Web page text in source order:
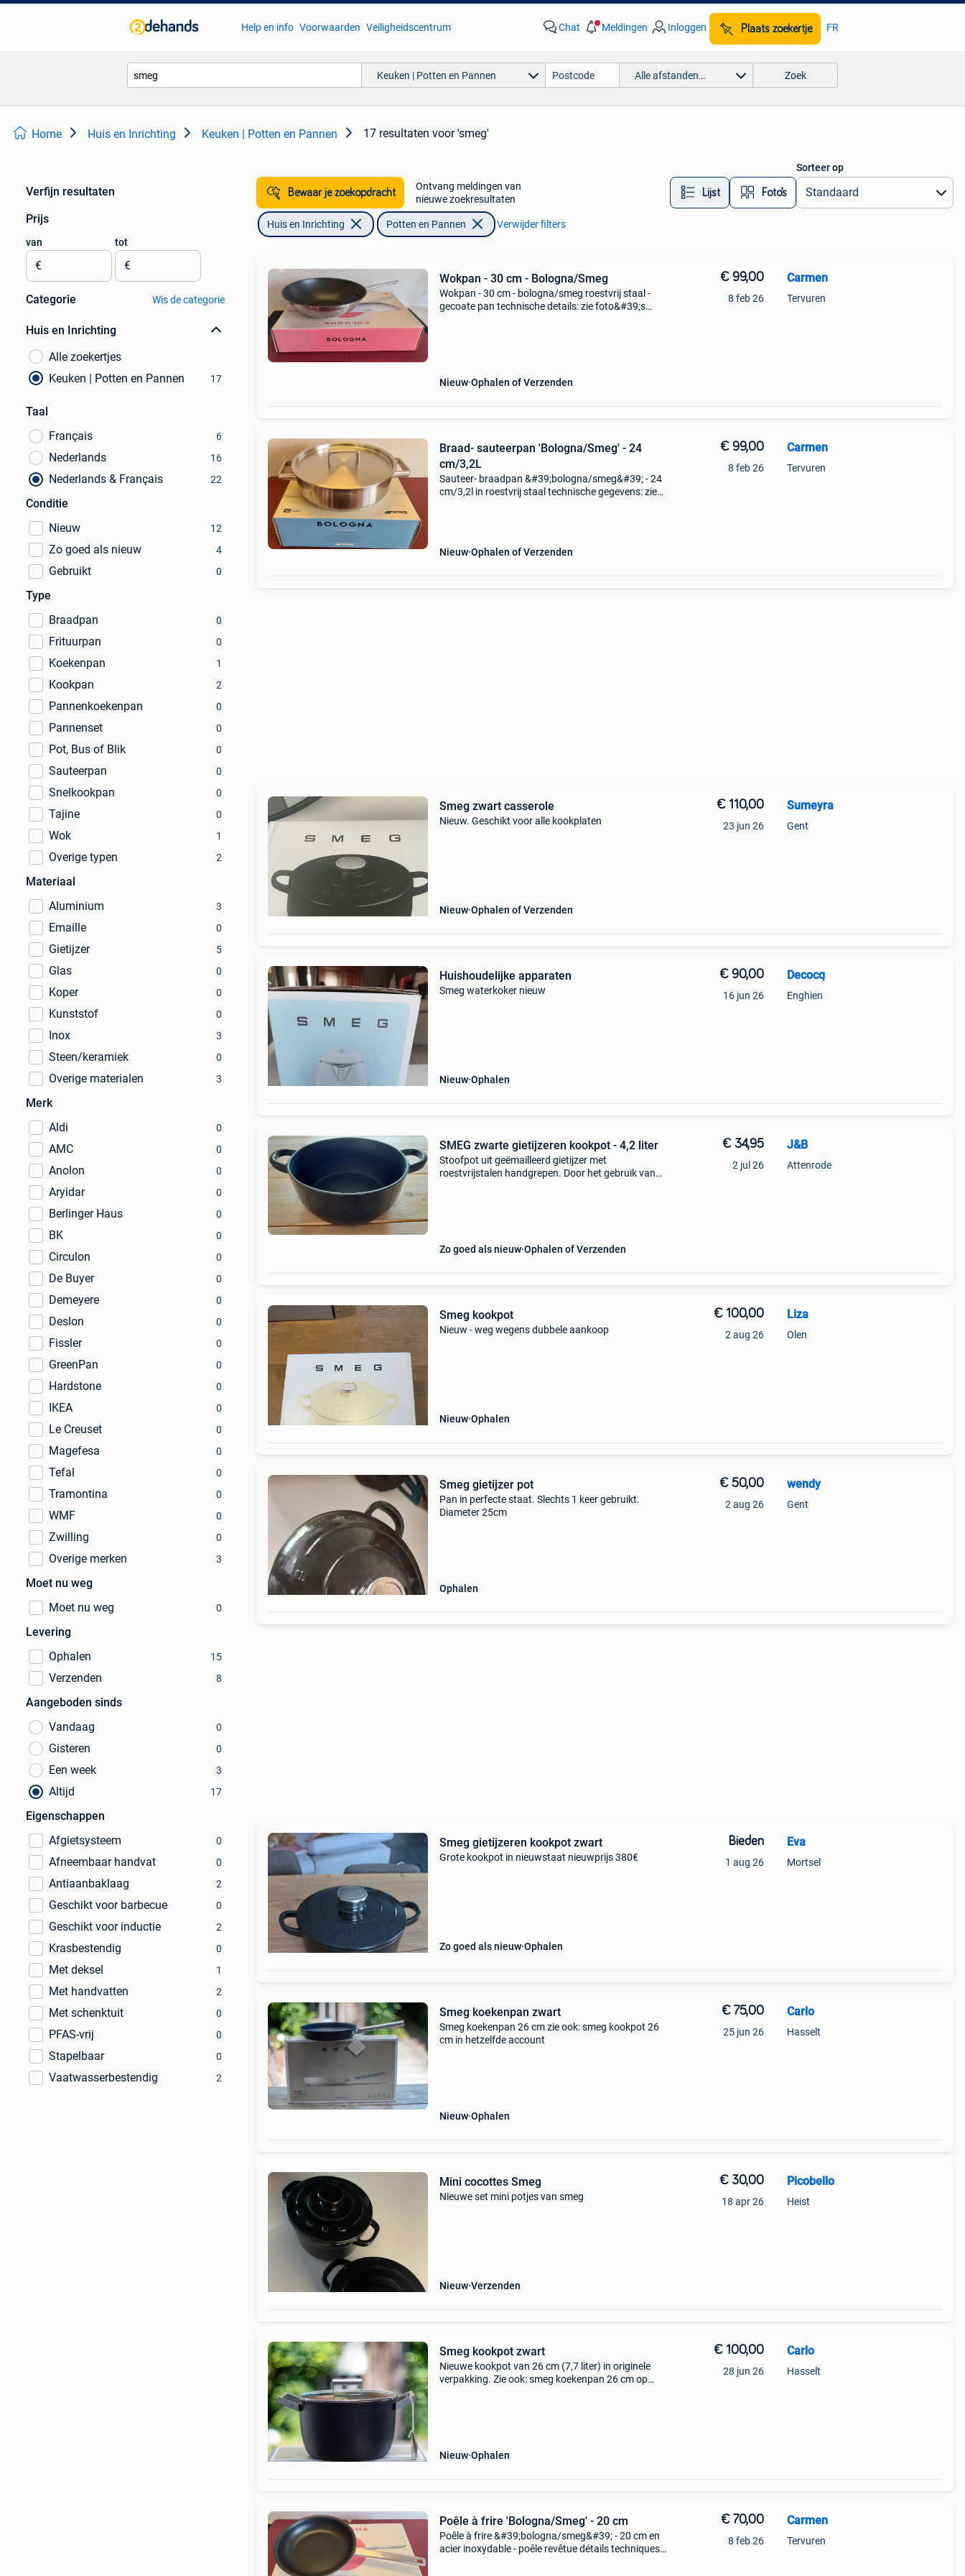
Help en info Voorwaarden Veiligheidscentrum Chat Meldingen Inloggen Plaats zoekertje FR
Keuken | Potten en Pannen Alle afstanden… Zoek
Home Huis en Inrichting Keuken | Potten en Pannen 17 resultaten voor 'smeg'
Verfijn resultaten
Prijs
van
€
tot
€
Categorie Wis de categorie
Huis en Inrichting
Alle zoekertjes
Keuken | Potten en Pannen
17
Taal
Français
6
Nederlands 16
Nederlands & Français 22
Conditie
Nieuw
12
Zo goed als nieuw 4
Gebruikt 0
Type
Braadpan
0
Frituurpan 0
Koekenpan 1
Kookpan 2
Pannenkoekenpan 0
Pannenset 0
Pot, Bus of Blik 0
Sauteerpan 0
Snelkookpan 0
Tajine 0
Wok 1
Overige typen 2
Materiaal
Aluminium
3
Emaille 0
Gietijzer 5
Glas 0
Koper 0
Kunststof 0
Inox 3
Steen/keramiek 0
Overige materialen 3
Merk
Aldi
0
AMC 0
Anolon 0
Aryidar 0
Berlinger Haus 0
BK 0
Circulon 0
De Buyer 0
Demeyere 0
Deslon 0
Fissler 0
GreenPan 0
Hardstone 0
IKEA 0
Le Creuset 0
Magefesa 0
Tefal 0
Tramontina 0
WMF 0
Zwilling 0
Overige merken 3
Moet nu weg
Moet nu weg
0
Levering
Ophalen
15
Verzenden 8
Aangeboden sinds
Vandaag
0
Gisteren 0
Een week 3
Altijd 17
Eigenschappen
Afgietsysteem
0
Afneembaar handvat 0
Antiaanbaklaag 2
Geschikt voor barbecue 0
Geschikt voor inductie 2
Krasbestendig 0
Met deksel 1
Met handvatten 2
Met schenktuit 0
PFAS-vrij 0
Stapelbaar 0
Vaatwasserbestendig 2
Bewaar je zoekopdracht
Ontvang meldingen van
nieuwe zoekresultaten
Lijst Foto’s
Sorteer op
Huis en Inrichting Potten en Pannen Verwijder filters
Wokpan - 30 cm - Bologna/Smeg
Wokpan - 30 cm - bologna/smeg roestvrij staal -
gecoate pan technische details: zie foto&#39;s
Nieuw Ophalen of Verzenden
€ 99,00
8 feb 26
Carmen
Tervuren
Braad- sauteerpan 'Bologna/Smeg' - 24
cm/3,2L
Sauteer- braadpan &#39;bologna/smeg&#39; - 24
cm/3,2l in roestvrij staal technische gegevens: zie
Nieuw Ophalen of Verzenden
€ 99,00
8 feb 26
Carmen
Tervuren
Smeg zwart casserole
Nieuw. Geschikt voor alle kookplaten
Nieuw Ophalen of Verzenden
€ 110,00
23 jun 26
Sumeyra
Gent
Huishoudelijke apparaten
Smeg waterkoker nieuw
Nieuw Ophalen
€ 90,00
16 jun 26
Decocq
Enghien
SMEG zwarte gietijzeren kookpot - 4,2 liter
Stoofpot uit geëmailleerd gietijzer met
roestvrijstalen handgrepen. Door het gebruik van
Zo goed als nieuw Ophalen of Verzenden
€ 34,95
2 jul 26
J&B
Attenrode
Smeg kookpot
Nieuw - weg wegens dubbele aankoop
Nieuw Ophalen
€ 100,00
2 aug 26
Liza
Olen
Smeg gietijzer pot
Pan in perfecte staat. Slechts 1 keer gebruikt.
Diameter 25cm
Ophalen
€ 50,00
2 aug 26
wendy
Gent
Smeg gietijzeren kookpot zwart
Grote kookpot in nieuwstaat nieuwprijs 380€
Zo goed als nieuw Ophalen
Bieden
1 aug 26
Eva
Mortsel
Smeg koekenpan zwart
Smeg koekenpan 26 cm zie ook: smeg kookpot 26
cm in hetzelfde account
Nieuw Ophalen
€ 75,00
25 jun 26
Carlo
Hasselt
Mini cocottes Smeg
Nieuwe set mini potjes van smeg
Nieuw Verzenden
€ 30,00
18 apr 26
Picobello
Heist
Smeg kookpot zwart
Nieuwe kookpot van 26 cm (7,7 liter) in originele
verpakking. Zie ook: smeg koekenpan 26 cm op
Nieuw Ophalen
€ 100,00
28 jun 26
Carlo
Hasselt
Poêle à frire 'Bologna/Smeg' - 20 cm
Poêle à frire &#39;bologna/smeg&#39; - 20 cm en
acier inoxydable - poêle revêtue détails techniques :
€ 70,00
8 feb 26
Carmen
Tervuren